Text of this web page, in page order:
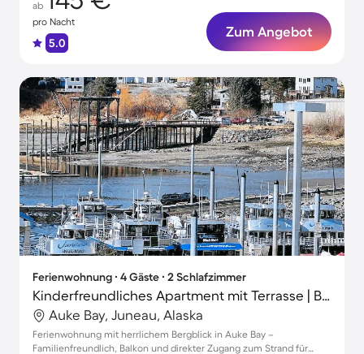
ab
pro Nacht
5.0
Zum Angebot
Ferienwohnung ∙ 4 Gäste ∙ 2 Schlafzimmer
Kinderfreundliches Apartment mit Terrasse | Bergblick
Auke Bay, Juneau, Alaska
Ferienwohnung mit herrlichem Bergblick in Auke Bay –
Familienfreundlich, Balkon und direkter Zugang zum Strand für